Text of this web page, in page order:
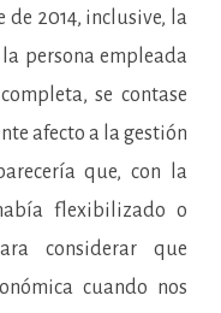
de 2014, inclusive, la
persona empleada
se contase
afecto a la gestión
que, con la
flexibilizado o
considerar que
cuando nos